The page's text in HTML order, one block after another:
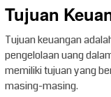
Tujuan
Tujuan keuangan
pengelolaan uang
memiliki tujuan yang
masing-masing.